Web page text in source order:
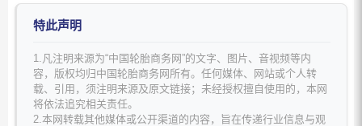
特此声明
1.凡注明来源为“中国轮胎商务网”的文字、图片、音视频等内
容，版权均归中国轮胎商务网所有。任何媒体、网站或个人转
载、引用，须注明来源及原文链接；未经授权擅自使用的，本网
将依法追究相关责任。
2.本网转载其他媒体或公开渠道的内容，旨在传递行业信息与观